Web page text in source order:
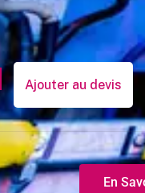
Ajouter au devis
En